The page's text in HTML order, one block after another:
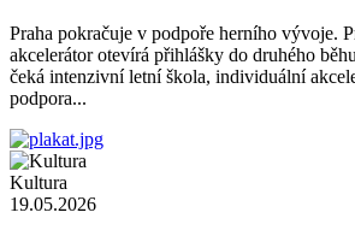
Praha pokračuje v podpoře herního vývoje.
akcelerátor otevírá přihlášky do druhého
čeká intenzivní letní škola, individuální
podpora...
Kultura
19.05.2026